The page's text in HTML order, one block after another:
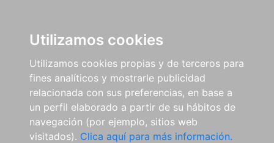
Utilizamos cookies
Utilizamos cookies propias y de terceros para
fines analíticos y mostrarle publicidad
relacionada con sus preferencias, en base a
un perfil elaborado a partir de su hábitos de
navegación (por ejemplo, sitios web
visitados). Clica aquí para más información.